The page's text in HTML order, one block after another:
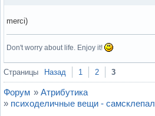
merci)
Don't worry about life. Enjoy it!
Вне форума
Страницы Назад 1 2 3
Форум » Атрибутика
» психоделичные вещи - самсклепал